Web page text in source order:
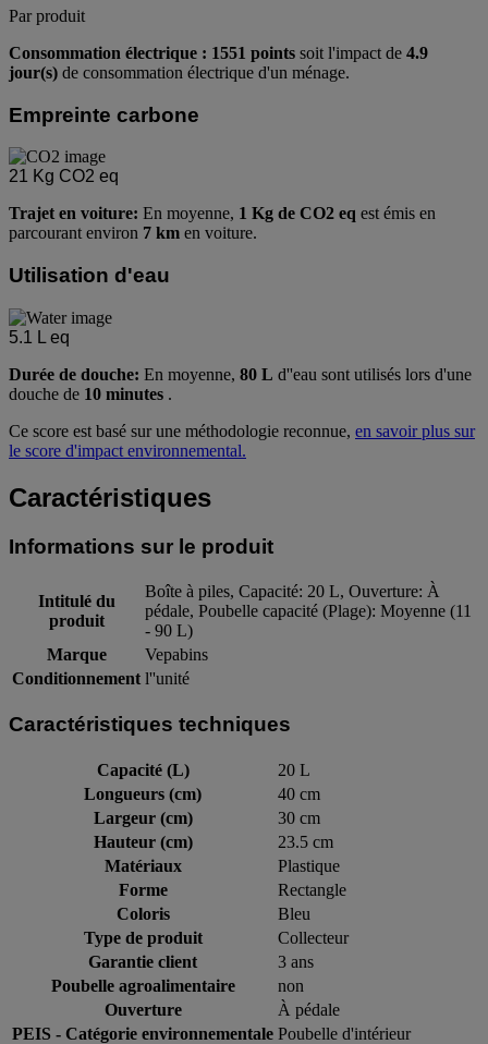
Par produit
Consommation électrique : 1551 points soit l'impact de 4.9
jour(s) de consommation électrique d'un ménage.
Empreinte carbone
21 Kg CO2 eq
Trajet en voiture: En moyenne, 1 Kg de CO2 eq est émis en
parcourant environ 7 km en voiture.
Utilisation d'eau
5.1 L eq
Durée de douche: En moyenne, 80 L d''eau sont utilisés lors d'une
douche de 10 minutes .
Ce score est basé sur une méthodologie reconnue, en savoir plus sur
le score d'impact environnemental.
Caractéristiques
Informations sur le produit
Intitulé du
produit
Boîte à piles, Capacité: 20 L, Ouverture: À
pédale, Poubelle capacité (Plage): Moyenne (11
- 90 L)
Marque
Vepabins
Conditionnement l''unité
Caractéristiques techniques
Capacité (L)
20 L
Longueurs (cm)
40 cm
Largeur (cm)
30 cm
Hauteur (cm)
23.5 cm
Matériaux
Plastique
Forme
Rectangle
Coloris
Bleu
Type de produit
Collecteur
Garantie client
3 ans
Poubelle agroalimentaire
non
Ouverture
À pédale
PEIS - Catégorie environnementale Poubelle d'intérieur